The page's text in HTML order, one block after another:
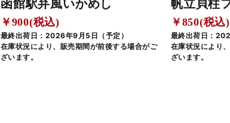
函館駅弁風いかめし
￥900(税込)
最終出荷日：2026年9月5日（予定）
在庫状況により、販売期間が前後する場合がご
ざいます。
帆立貝柱
￥850(税込)
最終出荷日：
在庫状況により
ざいます。